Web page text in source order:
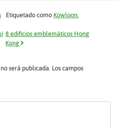
Etiquetado como Kowloon
entradas
8 edificios emblemáticos Hong
Kong
será publicada. Los campos